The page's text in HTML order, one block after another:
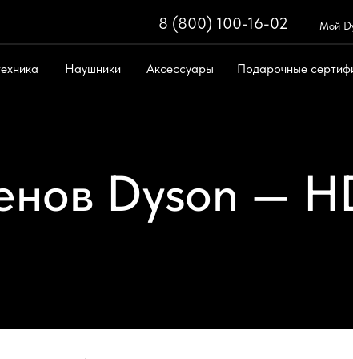
8 (800) 100-
техника Поддержка Поиск
Мой
8 (800) 100-16-02
Аксессуары Подарочные
Наушники
Dyson —